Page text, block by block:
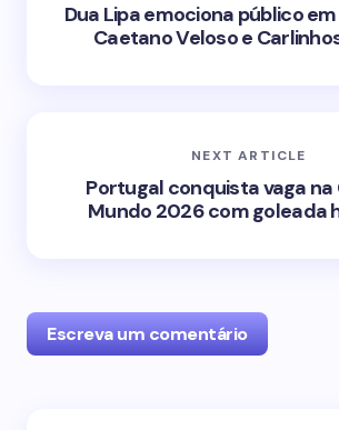
Dua Lipa emociona público
Caetano Veloso e
NEXT ARTICLE
Portugal conquista vaga na
Mundo 2026 com goleada
Escreva um comentário